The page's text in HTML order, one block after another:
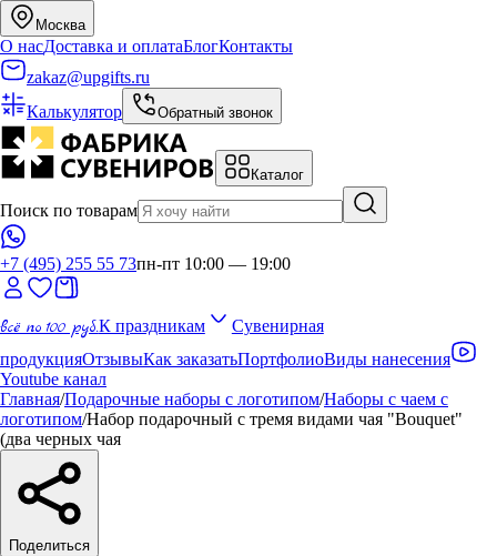
Москва
О насДоставка и оплатаБлогКонтакты
zakaz@upgifts.ru
Калькулятор
Обратный звонок
Каталог
Поиск по товарам
+7 (495) 255 55 73пн-пт 10:00 — 19:00
всё по 100 руб.К праздникам
Сувенирная
продукцияОтзывыКак заказатьПортфолиоВиды нанесения
Youtube канал
Главная/Подарочные наборы с логотипом/Наборы с чаем с
логотипом/Набор подарочный с тремя видами чая "Bouquet"
(два черных чая
Поделиться